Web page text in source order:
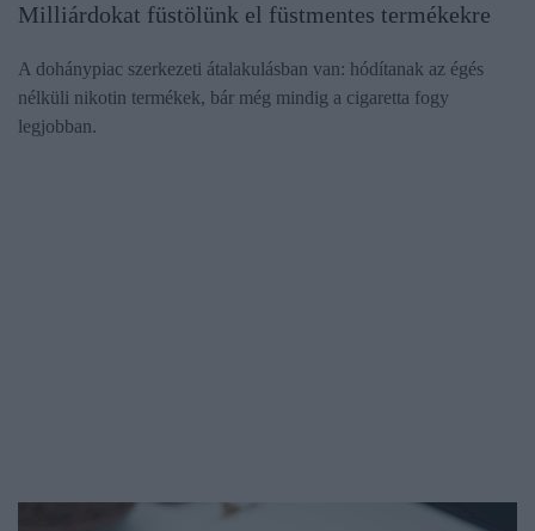
Milliárdokat füstölünk el füstmentes termékekre
A dohánypiac szerkezeti átalakulásban van: hódítanak az égés
nélküli nikotin termékek, bár még mindig a cigaretta fogy
legjobban.